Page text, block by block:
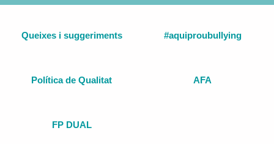
Queixes i suggeriments #aquiproubullying
Política de Qualitat AFA
FP DUAL